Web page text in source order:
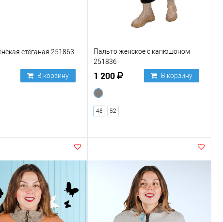
стёганая 251863
В корзину
Пальто женское с капюшоном
251836
1 200 В корзину
48 52